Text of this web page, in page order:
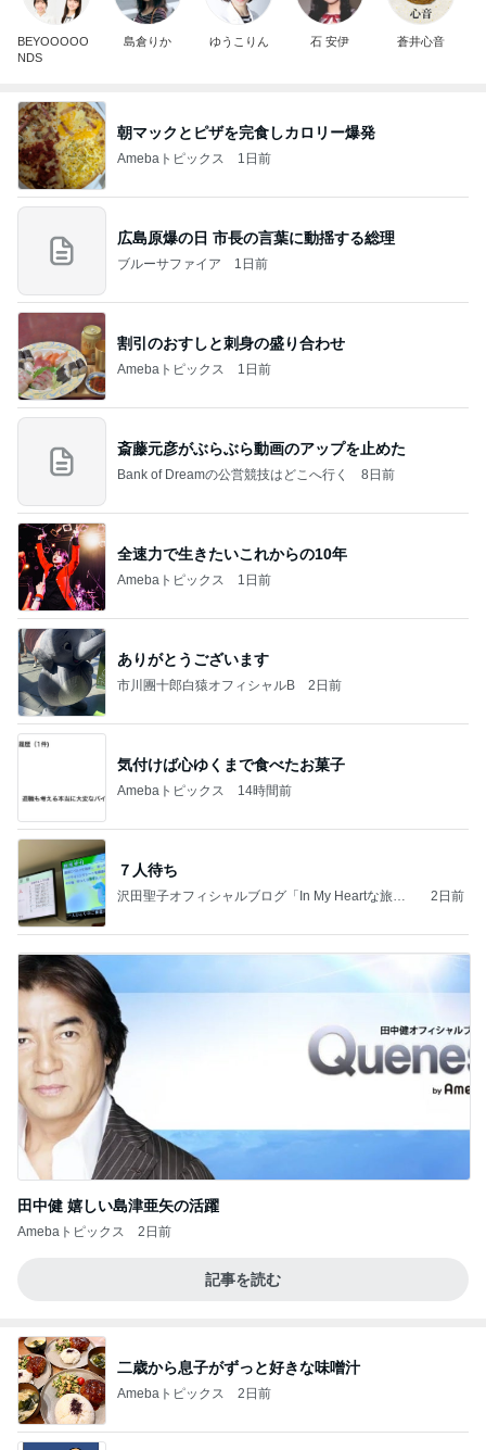
BEYOOOOO
NDS
島倉りか ゆうこりん 石 安伊 蒼井心音
朝マックとピザを完食しカロリー爆発
Amebaトピックス 1日前
広島原爆の日 市長の言葉に動揺する総理
ブルーサファイア 1日前
割引のおすしと刺身の盛り合わせ
Amebaトピックス 1日前
斎藤元彦がぶらぶら動画のアップを止めた
Bank of Dreamの公営競技はどこへ行く 8日前
全速力で生きたいこれからの10年
Amebaトピックス 1日前
ありがとうございます
市川團十郎白猿オフィシャルB 2日前
気付けば心ゆくまで食べたお菓子
Amebaトピックス 14時間前
７人待ち
沢田聖子オフィシャルブログ「In My Heartな旅日
2日前
田中健 嬉しい島津亜矢の活躍
Amebaトピックス 2日前
記事を読む
二歳から息子がずっと好きな味噌汁
Amebaトピックス 2日前